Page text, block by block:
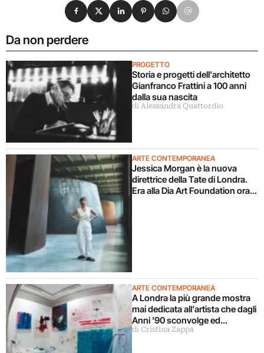
Da non perdere
PROGETTO
Storia e progetti dell’architetto
Gianfranco Frattini a 100 anni
dalla sua nascita
di Alessandra Quattordio
ARTE CONTEMPORANEA
Jessica Morgan è la nuova
direttrice della Tate di Londra.
Era alla Dia Art Foundation ora
ARTE CONTEMPORANEA
A Londra la più grande mostra
mai dedicata all’artista che dagli
Anni ’90 sconvolge ed
emoziona con la sua creatività
di Cristina Zappa
Condividi su Facebook
Condividi su X
Condividi su LinkedIn
Condividi su Pinterest
Condividi su WhatsApp
Condividi su Email